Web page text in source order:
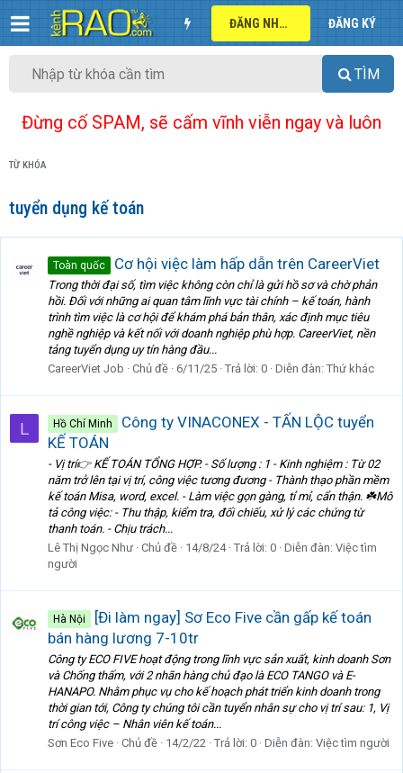
ĐĂNG NHẬP ĐĂNG KÝ
TÌM
Đừng cố SPAM, sẽ cấm vĩnh viễn ngay và luôn
TỪ KHÓA
tuyển dụng kế toán
Toàn quốc Cơ hội việc làm hấp dẫn trên CareerViet
Trong thời đại số, tìm việc không còn chỉ là gửi hồ sơ và chờ phản
hồi. Đối với những ai quan tâm lĩnh vực tài chính – kế toán, hành
trình tìm việc là cơ hội để khám phá bản thân, xác định mục tiêu
nghề nghiệp và kết nối với doanh nghiệp phù hợp. CareerViet, nền
tảng tuyển dụng uy tín hàng đầu...
CareerViet Job
Chủ đề 6/11/25 Trả lời: 0 Diễn đàn: Thứ khác
L Hồ Chí Minh
Công ty VINACONEX - TẤN LỘC tuyển
KẾ TOÁN
- Vị trí👉 KẾ TOÁN TỔNG HỢP. - Số lượng : 1 - Kinh nghiệm : Từ 02
năm trở lên tại vị trí, công việc tương đương - Thành thạo phần mềm
kế toán Misa, word, excel. - Làm việc gọn gàng, tỉ mỉ, cẩn thận. ☘️Mô
tả công việc: - Thu thập, kiểm tra, đối chiếu, xử lý các chứng từ
thanh toán. - Chịu trách...
Lê Thị Ngọc Như Chủ đề 14/8/24 Trả lời: 0 Diễn đàn: Việc tìm
người
Hà Nội
[Đi làm ngay] Sơ Eco Five cần gấp kế toán
bán hàng lương 7-10tr
Công ty ECO FIVE hoạt động trong lĩnh vực sản xuất, kinh doanh Sơn
và Chống thấm, với 2 nhãn hàng chủ đạo là ECO TANGO và E-
HANAPO. Nhằm phục vụ cho kế hoạch phát triển kinh doanh trong
thời gian tới, Công ty chúng tôi cần tuyển nhân sự cho vị trí sau: 1, Vị
trí công việc – Nhân viên kế toán...
Sơn Eco Five Chủ đề 14/2/22 Trả lời: 0 Diễn đàn: Việc tìm người